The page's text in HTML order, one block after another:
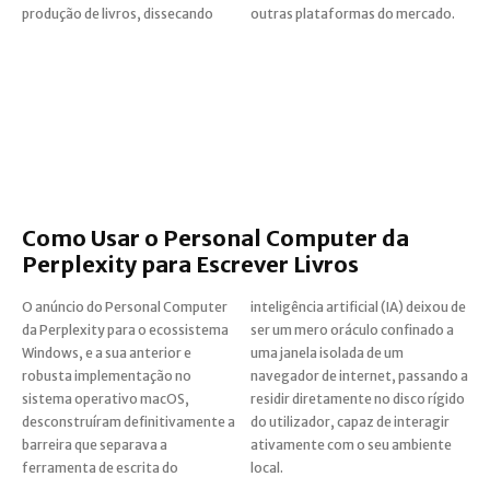
produção de livros, dissecando
outras plataformas do mercado.
Como Usar o Personal Computer da
Perplexity para Escrever Livros
O anúncio do Personal Computer
da Perplexity para o ecossistema
Windows, e a sua anterior e
robusta implementação no
sistema operativo macOS,
desconstruíram definitivamente a
barreira que separava a
ferramenta de escrita do
inteligência artificial (IA) deixou de
ser um mero oráculo confinado a
uma janela isolada de um
navegador de internet, passando a
residir diretamente no disco rígido
do utilizador, capaz de interagir
ativamente com o seu ambiente
local.